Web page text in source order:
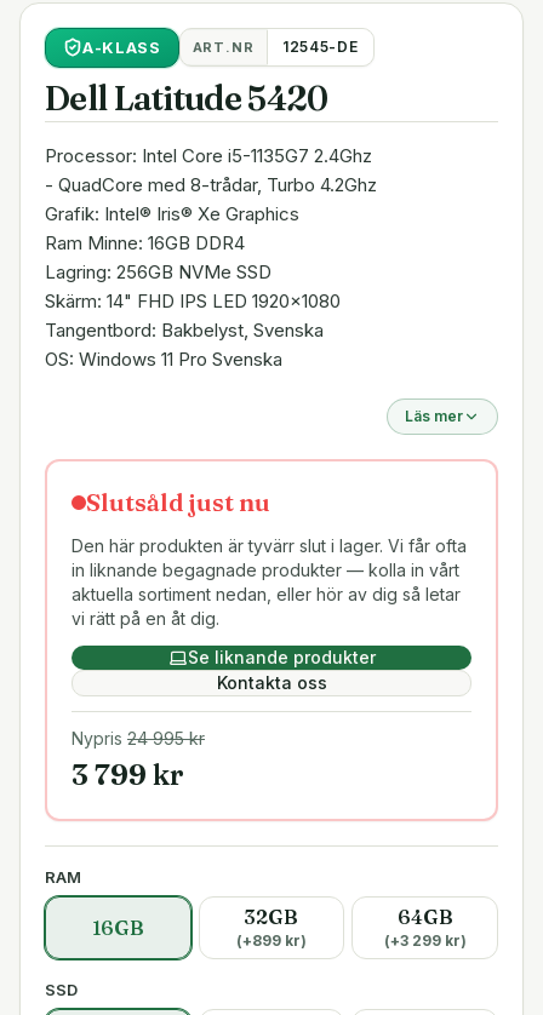
A-KLASS ART.NR 12545-DE
Dell Latitude 5420
Processor: Intel Core i5-1135G7 2.4Ghz
- QuadCore med 8-trådar, Turbo 4.2Ghz
Grafik: Intel® Iris® Xe Graphics
Ram Minne: 16GB DDR4
Lagring: 256GB NVMe SSD
Skärm: 14" FHD IPS LED 1920x1080
Tangentbord: Bakbelyst, Svenska
OS: Windows 11 Pro Svenska
Läs mer
Slutsåld just nu
Den här produkten är tyvärr slut i lager. Vi får ofta
in liknande begagnade produkter — kolla in vårt
aktuella sortiment nedan, eller hör av dig så letar
vi rätt på en åt dig.
Se liknande produkter
Kontakta oss
Nypris 24 995kr
3 799 kr
RAM
16GB 32GB
(+899kr)
64GB
(+3 299kr)
SSD